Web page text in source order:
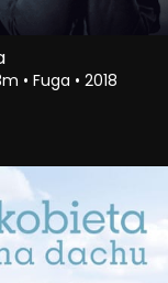
• Fuga • 2018